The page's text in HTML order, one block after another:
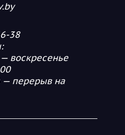
38
воскресенье
перерыв на